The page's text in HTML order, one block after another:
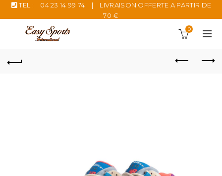
TEL : 04 23 14 99 74 |
LIVRAISON OFFERTE A PARTIR DE
70 €
0